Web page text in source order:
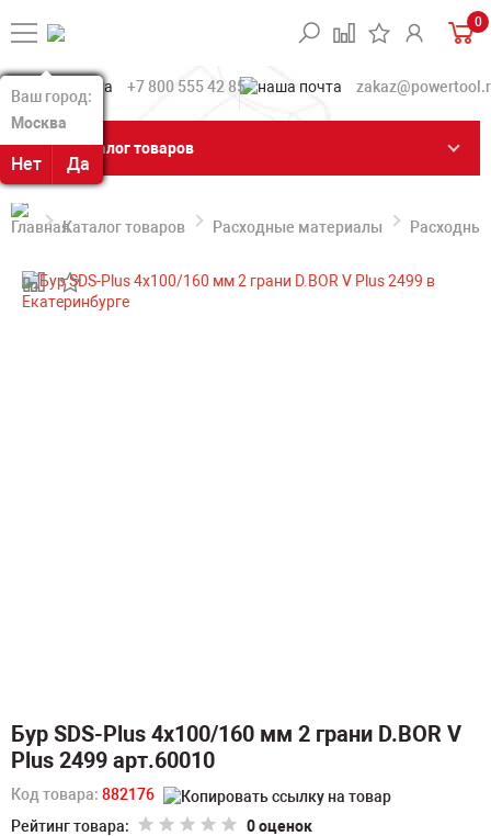
Ваш город:
Москва
Нет Да
Ваш город:
Москва
Нет Да
0
+7 800 555 42 85
Каталог товаров
Каталог товаров Расходные материалы
Бур SDS-Plus 4х100/160 мм 2 грани D.BOR V
Plus 2499 арт.60010
Код товара: 882176
Рейтинг товара:
0 оценок